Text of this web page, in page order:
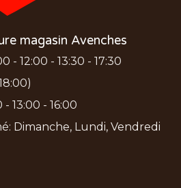
magasin Avenches
- 12:00 - 13:30 - 17:30
13:00 - 16:00
Dimanche, Lundi, Vendredi